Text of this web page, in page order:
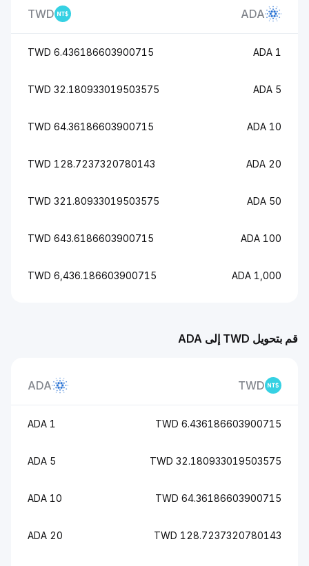
ADA
TWD
1 ADA
6.436186603900715 TWD
5 ADA
32.180933019503575 TWD
10 ADA
64.36186603900715 TWD
20 ADA
128.7237320780143 TWD
50 ADA
321.80933019503575 TWD
100 ADA
643.6186603900715 TWD
1,000 ADA
6,436.186603900715 TWD
قم بتحويل TWD إلى ADA
TWD
ADA
6.436186603900715 TWD
1 ADA
32.180933019503575 TWD
5 ADA
64.36186603900715 TWD
10 ADA
128.7237320780143 TWD
20 ADA